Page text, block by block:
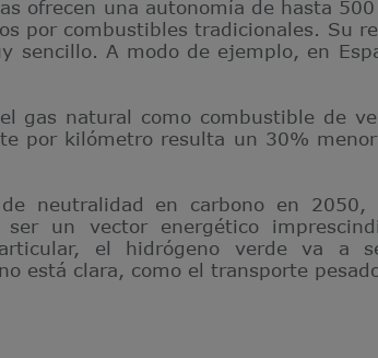
ofrecen una autonomía de hasta
por combustibles tradicionales. Su
sencillo. A modo de ejemplo, en
gas natural como combustible de
por kilómetro resulta un 30%
neutralidad en carbono en 2050,
un vector energético
el hidrógeno verde va a
está clara, como el transporte